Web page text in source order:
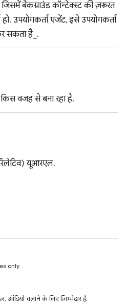
बैकग्राउंड कॉन्टेक्स्ट की ज़रूरत
उपयोगकर्ता एजेंट, इसे उपयोगकर्ता
सकता है_.
वजह से बना रहा है.
यूआरएल.
only.
ऑडियो चलाने के लिए ज़िम्मेदार है.